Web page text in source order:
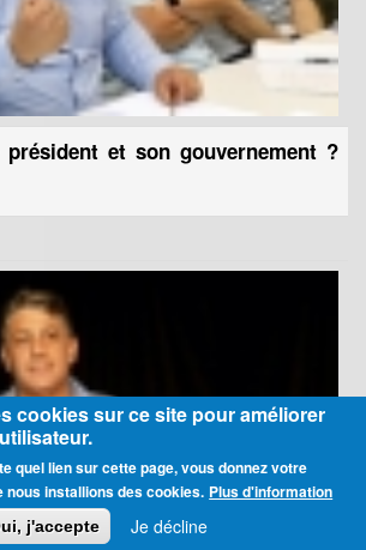
et son gouvernement ?
cookies sur ce site pour améliorer
quel lien sur cette page, vous donnez votre
nous installions des cookies. Plus d'information
j'accepte Je décline